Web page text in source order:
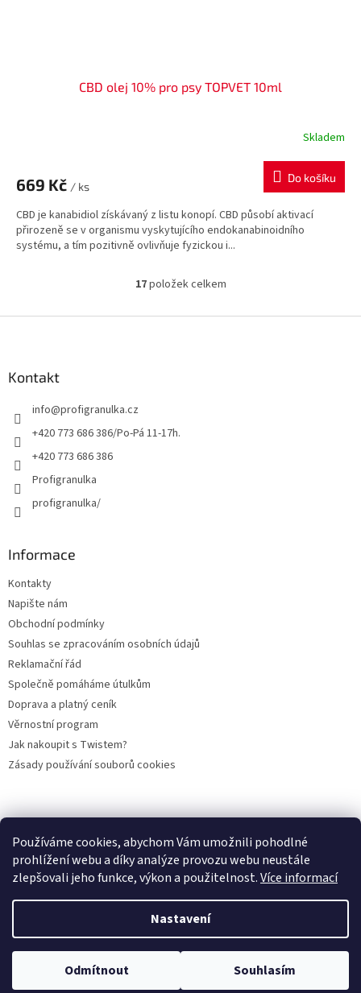
Používáme cookies, abychom Vám umožnili pohodlné
prohlížení webu a díky analýze provozu webu neustále
zlepšovali jeho funkce, výkon a použitelnost.Více informací
Nastavení
Odmítnout Souhlasím
CBD olej 10% pro psy TOPVET 10ml
Skladem
669 Kč / ks
Do košíku
CBD je kanabidiol získávaný z listu konopí. CBD působí aktivací
přirozeně se v organismu vyskytujícího endokanabinoidního
systému, a tím pozitivně ovlivňuje fyzickou i...
O
l
17položek celkem
Kontakt
info@profigranulka.cz
+420 773 686 386/Po-Pá 11-17h.
+420 773 686 386
Profigranulka
profigranulka/
Informace
Kontakty
Napište nám
Obchodní podmínky
Souhlas se zpracováním osobních údajů
Reklamační řád
Společně pomáháme útulkům
Doprava a platný ceník
Věrnostní program
Jak nakoupit s Twistem?
Zásady používání souborů cookies
Copyright 2026PROFIGRANULKA. Všechna práva vyhrazena.
Upravit nastavení cookies